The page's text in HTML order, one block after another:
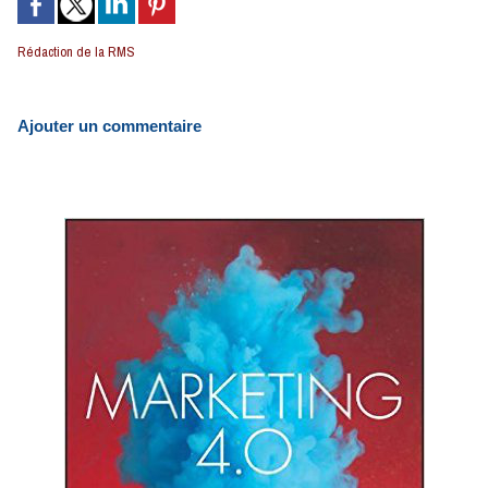
Rédaction de la RMS
Ajouter un commentaire